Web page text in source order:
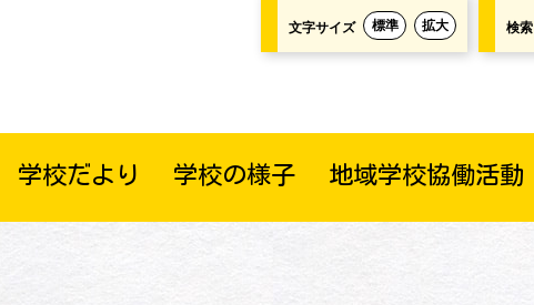
文字サイズ 標準 拡大 検索
学校だより 学校の様子 地域学校協働活動